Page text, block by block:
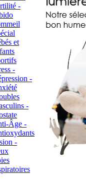
-
et
-
-
-
Âge -
-